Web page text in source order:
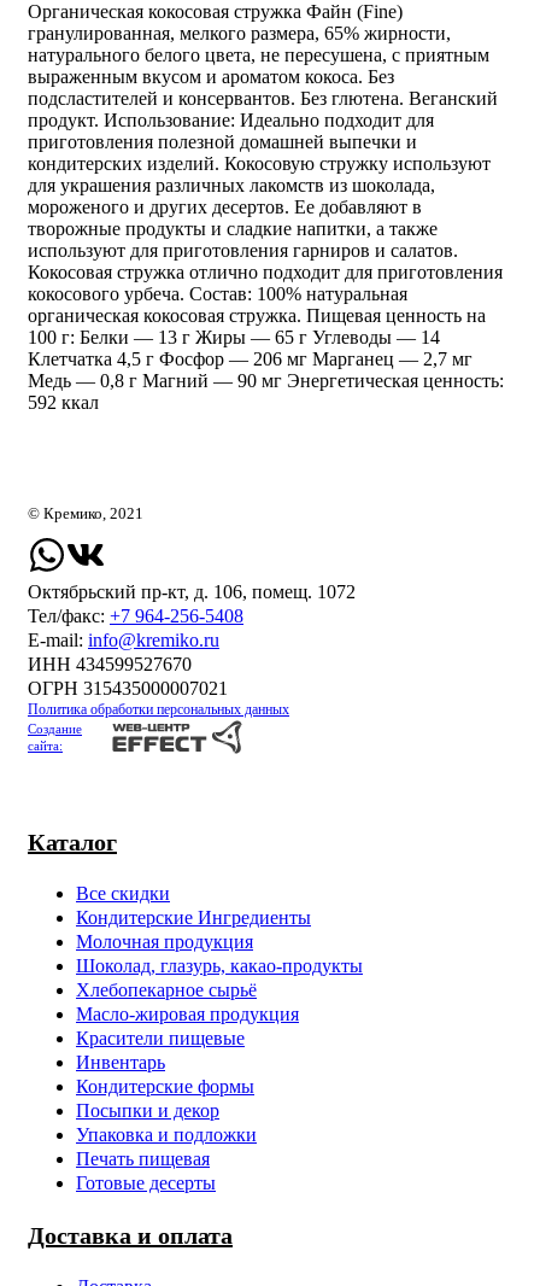
Органическая кокосовая стружка Файн (Fine)
гранулированная, мелкого размера, 65% жирности,
натурального белого цвета, не пересушена, с приятным
выраженным вкусом и ароматом кокоса. Без
подсластителей и консервантов. Без глютена. Веганский
продукт. Использование: Идеально подходит для
приготовления полезной домашней выпечки и
кондитерских изделий. Кокосовую стружку используют
для украшения различных лакомств из шоколада,
мороженого и других десертов. Ее добавляют в
творожные продукты и сладкие напитки, а также
используют для приготовления гарниров и салатов.
Кокосовая стружка отлично подходит для приготовления
кокосового урбеча. Состав: 100% натуральная
органическая кокосовая стружка. Пищевая ценность на
100 г: Белки — 13 г Жиры — 65 г Углеводы — 14
Клетчатка 4,5 г Фосфор — 206 мг Марганец — 2,7 мг
Медь — 0,8 г Магний — 90 мг Энергетическая ценность:
592 ккал
Каталог
Все скидки
Кондитерские Ингредиенты
Молочная продукция
Шоколад, глазурь, какао-продукты
Хлебопекарное сырьё
Масло-жировая продукция
Красители пищевые
Инвентарь
Кондитерские формы
Посыпки и декор
Упаковка и подложки
Печать пищевая
Готовые десерты
Доставка и оплата
© Кремико, 2021
Октябрьский пр-кт, д. 106, помещ. 1072
Тел/факс: +7 964-256-5408
Е-mail: info@kremiko.ru
ИНН 434599527670
ОГРН 315435000007021
Политика обработки персональных данных
Создание
сайта: